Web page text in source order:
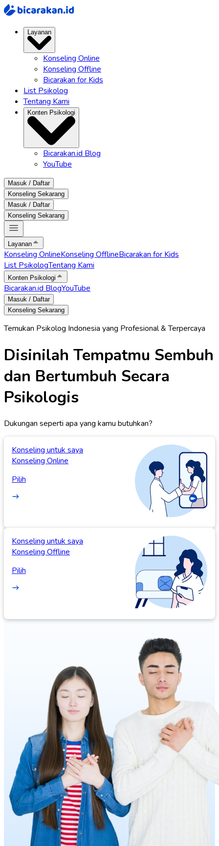
Layanan
Konseling Online
Konseling Offline
Bicarakan for Kids
List Psikolog
Tentang Kami
Konten Psikologi
Bicarakan.id Blog
YouTube
Masuk / Daftar
Konseling Sekarang
Masuk / Daftar
Konseling Sekarang
Layanan
Konseling OnlineKonseling OfflineBicarakan for Kids
List PsikologTentang Kami
Konten Psikologi
Bicarakan.id BlogYouTube
Masuk / Daftar
Konseling Sekarang
Temukan Psikolog Indonesia yang Profesional & Terpercaya
Disinilah Tempatmu Sembuh
dan Bertumbuh Secara
Psikologis
Dukungan seperti apa yang kamu butuhkan?
Konseling untuk saya
Konseling Online
Pilih
Konseling untuk saya
Konseling Offline
Pilih